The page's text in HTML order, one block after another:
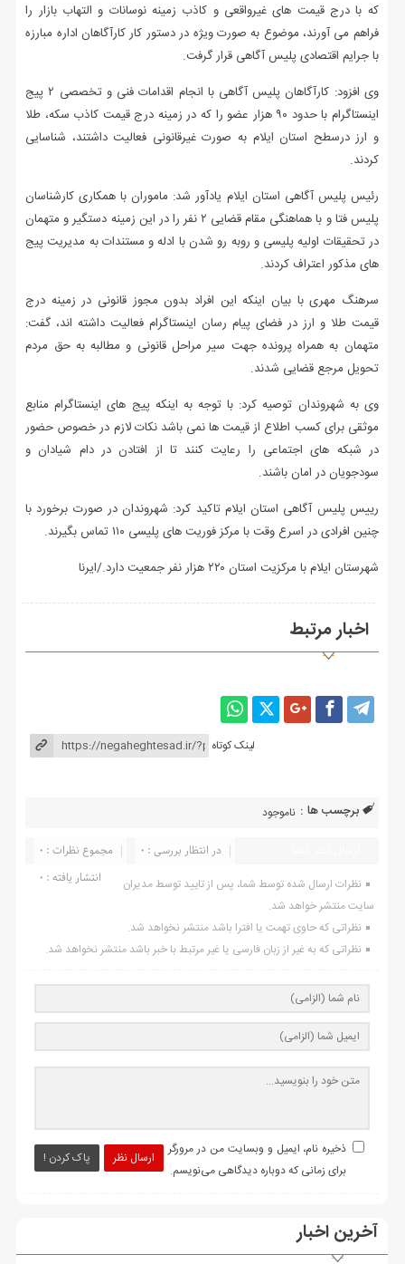
که با درج قیمت های غیرواقعی و کاذب زمینه نوسانات و التهاب بازار را
فراهم می آورند، موضوع به صورت ویژه در دستور کار کارآگاهان اداره مبارزه
با جرایم اقتصادی پلیس آگاهی قرار گرفت.
وی افزود: کارآگاهان پلیس آگاهی با انجام اقدامات فنی و تخصصی ۲ پیج
اینستاگرام با حدود ۹۰ هزار عضو را که در زمینه درج قیمت کاذب سکه، طلا
و ارز درسطح استان ایلام به صورت غیرقانونی فعالیت داشتند، شناسایی
کردند.
رئیس پلیس آگاهی استان ایلام یادآور شد: ماموران با همکاری کارشناسان
پلیس فتا و با هماهنگی مقام قضایی ۲ نفر را در این زمینه دستگیر و متهمان
در تحقیقات اولیه پلیسی و روبه رو شدن با ادله و مستندات به مدیریت پیج
های مذکور اعتراف کردند.
سرهنگ مهری با بیان اینکه این افراد بدون مجوز قانونی در زمینه درج
قیمت طلا و ارز در فضای پیام رسان اینستاگرام فعالیت داشته اند، گفت:
متهمان به همراه پرونده جهت سیر مراحل قانونی و مطالبه به حق مردم
تحویل مرجع قضایی شدند.
وی به شهروندان توصیه کرد: با توجه به اینکه پیج های اینستاگرام منابع
موثقی برای کسب اطلاع از قیمت ها نمی باشد نکات لازم در خصوص حضور
در شبکه های اجتماعی را رعایت کنند تا از افتادن در دام شیادان و
سودجویان در امان باشند.
رییس پلیس آگاهی استان ایلام تاکید کرد: شهروندان در صورت برخورد با
چنین افرادی در اسرع وقت با مرکز فوریت های پلیسی ۱۱۰ تماس بگیرند.
شهرستان ایلام با مرکزیت استان ۲۲۰ هزار نفر جمعیت دارد./ایرنا
اخبار مرتبط
لینک کوتاه
برچسب ها : ناموجود
مجموع نظرات : 0
در انتظار بررسی : 0
انتشار یافته : ۰
نظرات ارسال شده توسط شما، پس از تایید توسط مدیران
سایت منتشر خواهد شد.
نظراتی که حاوی تهمت یا افترا باشد منتشر نخواهد شد.
نظراتی که به غیر از زبان فارسی یا غیر مرتبط با خبر باشد منتشر نخواهد شد.
ارسال نظر پاک کردن !
ذخیره نام، ایمیل و وبسایت من در مرورگر
برای زمانی که دوباره دیدگاهی می‌نویسم.
آخرین اخبار